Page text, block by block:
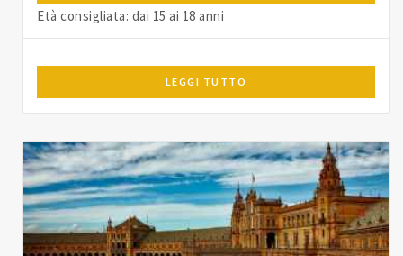
Età consigliata: dai 15 ai 18 anni
LEGGI TUTTO